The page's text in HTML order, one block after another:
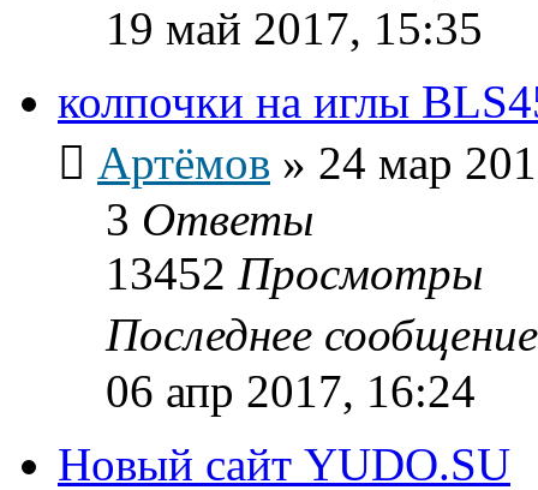
19 май 2017, 15:35
колпочки на иглы
Артёмов » 24 мар
3 Ответы
13452 Просмотры
Последнее
06 апр 2017, 16:24
Новый сайт YUDO.SU